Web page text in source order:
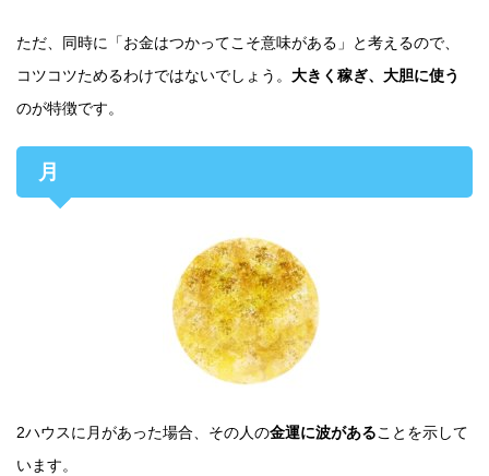
ただ、同時に「お金はつかってこそ意味がある」と考えるので、
コツコツためるわけではないでしょう。 大きく稼ぎ、大胆に使う
のが特徴です。
月
2ハウスに月があった場合、その人の金運に波があることを示して
います。